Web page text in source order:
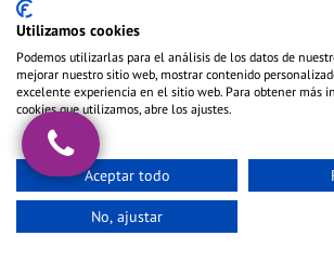
Utilizamos cookies
Podemos utilizarlas para el análisis de los datos de
mejorar nuestro sitio web, mostrar contenido
excelente experiencia en el sitio web. Para obtener más
cookies que utilizamos, abre los ajustes.
Aceptar todo
No, ajustar